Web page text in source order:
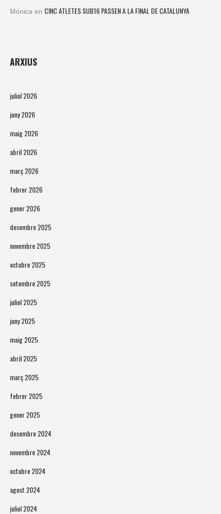
Mónica en CINC ATLETES SUB16 PASSEN A LA FINAL DE CATALUNYA
ARXIUS
juliol 2026
juny 2026
maig 2026
abril 2026
març 2026
febrer 2026
gener 2026
desembre 2025
novembre 2025
octubre 2025
setembre 2025
juliol 2025
juny 2025
maig 2025
abril 2025
març 2025
febrer 2025
gener 2025
desembre 2024
novembre 2024
octubre 2024
agost 2024
juliol 2024